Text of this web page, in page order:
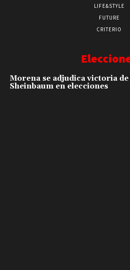
LIFE&STYLE
FUTURE
CRITERIO
Morena se adjudica victoria de
Sheinbaum en elecciones